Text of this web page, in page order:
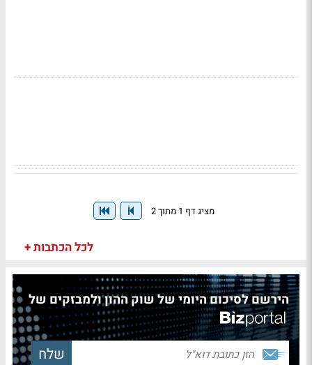
מציג דף 1 מתוך 2
לכל הכתבות +
הירשם לסיכום היומי של שוק ההון ולמבזקים של